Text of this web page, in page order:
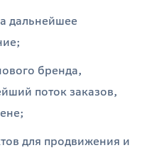
дальнейшее
бренда,
поток заказов,
для продвижения и